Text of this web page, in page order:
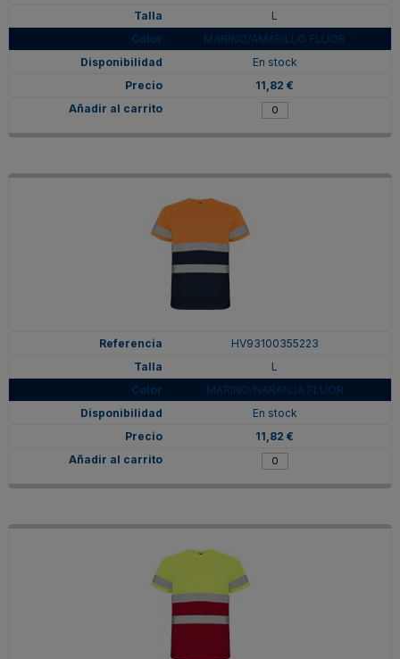
L
MARINO/AMARILLO FLUOR
En stock
11,82 €
HV93100355223
L
MARINO/NARANJA FLUOR
En stock
11,82 €